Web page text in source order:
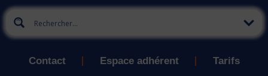
Contact Espace adhérent Tarifs